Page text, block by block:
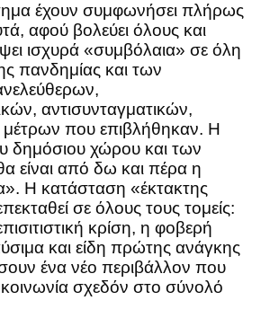
έχουν συμφωνήσει πλήρως
αφού βολεύει όλους και
ισχυρά «συμβόλαια» σε όλη
πανδημίας και των
αντισυνταγματικών,
μέτρων που επιβλήθηκαν. Η
δημόσιου χώρου και των
είναι από δω και πέρα η
Η κατάσταση «έκτακτης
σε όλους τους τομείς:
κρίση, η φοβερή
και είδη πρώτης ανάγκης
ένα νέο περιβάλλον που
σχεδόν στο σύνολό